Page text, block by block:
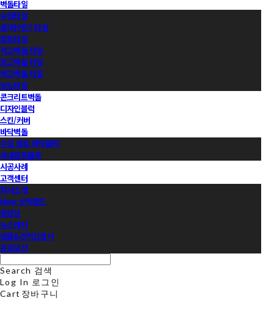
벽돌타일
수입타일
롱(와이드) 타일
점토타일
적고벽돌 타일
청고벽돌 타일
백고벽돌 타일
모노타일
콘크리트벽돌
디자인블럭
스킨/커버
바닥벽돌
수입 점토 바닥블럭
국내점토블록
시공사례
고객센터
회사소개
Now 브릭랜드
동영상
뉴스레터
샘플&견적신청서
프로모션
Search 검색
Log In 로그인
Cart 장바구니